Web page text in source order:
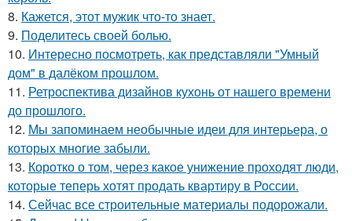
8. Кажется, этот мужик что-то знает.
9. Поделитесь своей болью.
10. Интересно посмотреть, как представляли "Умный
дом" в далёком прошлом.
11. Ретроспектива дизайнов кухонь от нашего времени
до прошлого.
12. Мы запоминаем необычные идеи для интерьера, о
которых многие забыли.
13. Коротко о том, через какое унижение проходят люди,
которые теперь хотят продать квартиру в России.
14. Сейчас все строительные материалы подорожали.